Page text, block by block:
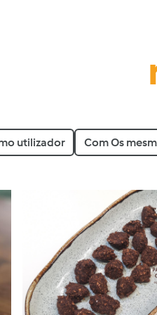
utilizador Com Os